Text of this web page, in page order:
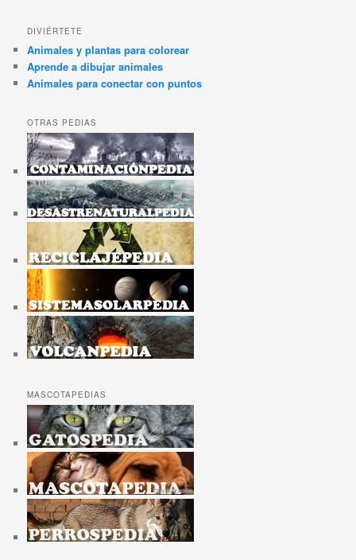
DIVIÉRTETE
Animales y plantas para colorear
Aprende a dibujar animales
Animales para conectar con puntos
OTRAS PEDIAS
MASCOTAPEDIAS